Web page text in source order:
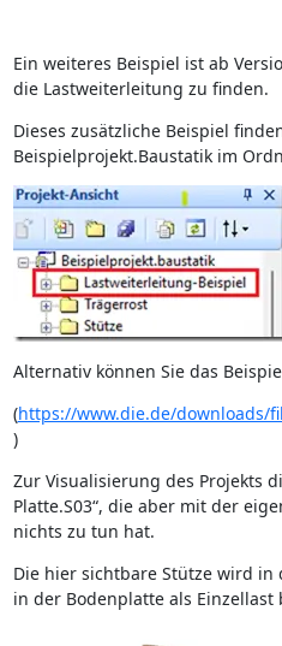
Ein weiteres Beispiel ist ab
die Lastweiterleitung zu finden.
Dieses zusätzliche Beispiel
Beispielprojekt.Baustatik im
Alternativ können Sie das
(https://www.die.de/downloads/
)
Zur Visualisierung des Projekts
Platte.S03“, die aber mit der
nichts zu tun hat.
Die hier sichtbare Stütze wird in
in der Bodenplatte als Einzellast